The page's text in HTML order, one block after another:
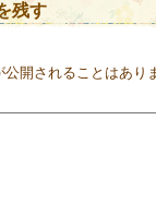
残す
開されることはあり